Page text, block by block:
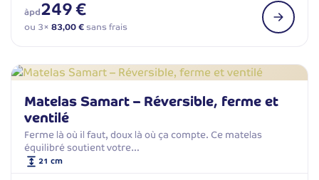
àpd249 €
ou 3× 83,00 €sans frais
Matelas Samart – Réversible, ferme et
ventilé
Ferme là où il faut, doux là où ça compte. Ce matelas
équilibré soutient votre…
21 cm